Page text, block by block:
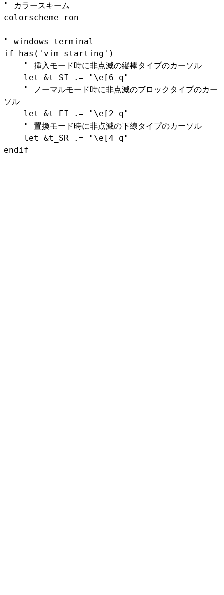
" カラースキーム
colorscheme ron
" windows terminal
if has('vim_starting')
" 挿入モード時に非点滅の縦棒タイプのカーソル
let &t_SI .= "\e[6 q"
" ノーマルモード時に非点滅のブロックタイプのカー
ソル
let &t_EI .= "\e[2 q"
" 置換モード時に非点滅の下線タイプのカーソル
let &t_SR .= "\e[4 q"
endif